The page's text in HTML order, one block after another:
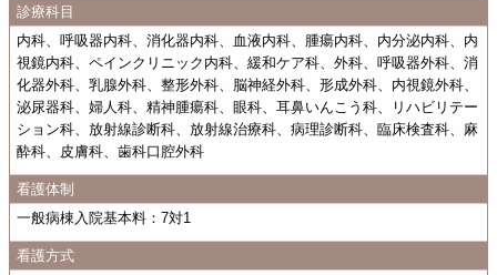
診療科目
内科、呼吸器内科、消化器内科、血液内科、腫瘍内科、内分泌内科、内
視鏡内科、ペインクリニック内科、緩和ケア科、外科、呼吸器外科、消
化器外科、乳腺外科、整形外科、脳神経外科、形成外科、内視鏡外科、
泌尿器科、婦人科、精神腫瘍科、眼科、耳鼻いんこう科、リハビリテー
ション科、放射線診断科、放射線治療科、病理診断科、臨床検査科、麻
酔科、皮膚科、歯科口腔外科
看護体制
一般病棟入院基本料：7対1
看護方式